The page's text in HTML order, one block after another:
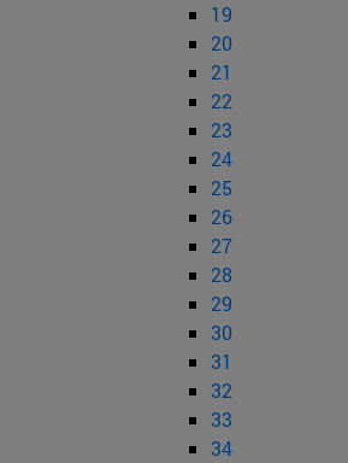
19
20
21
22
23
24
25
26
27
28
29
30
31
32
33
34